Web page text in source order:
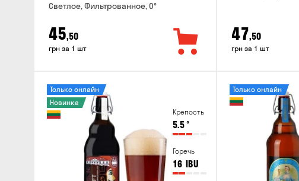
Светлое, Фильтрованное, 0°
45,50
грн за 1 шт
47,50
грн за 1 шт
Крепость
5.5°
Горечь
16 IBU
Только онлайн
Новинка
Только онлайн